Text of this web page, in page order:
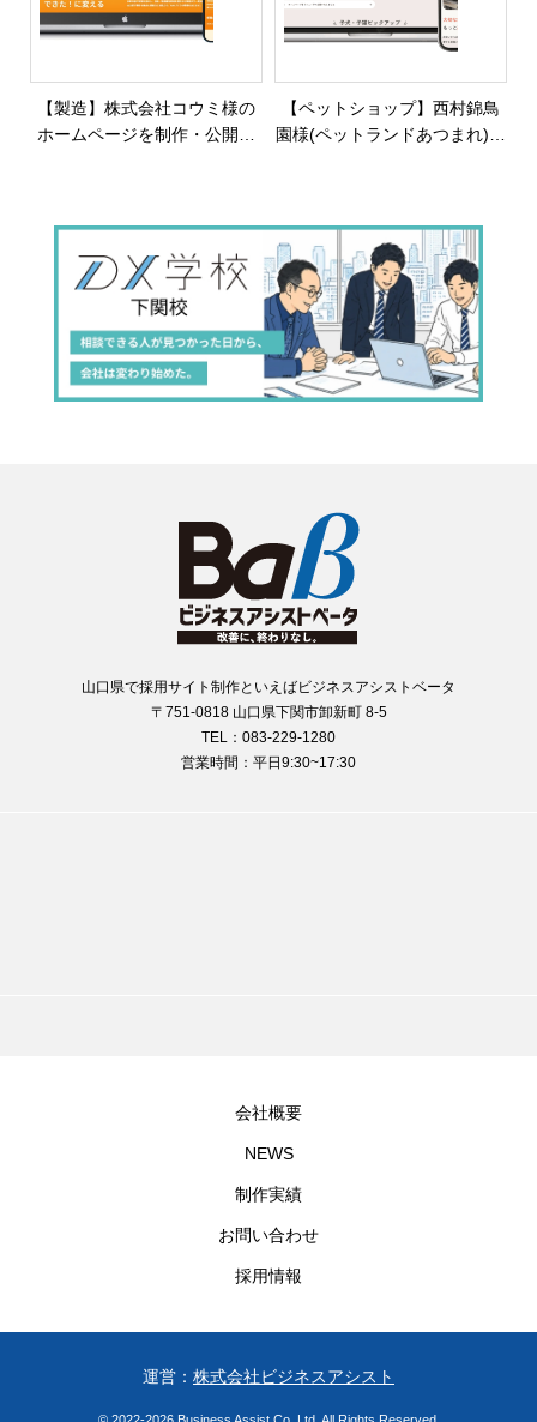
【製造】株式会社コウミ様の
ホームページを制作・公開し
【ペットショップ】西村錦鳥
園様(ペットランドあつまれ)の
山口県で採用サイト制作といえばビジネスアシストベータ
〒751-0818 山口県下関市卸新町 8-5
TEL：083-229-1280
営業時間：平日9:30~17:30
会社概要
NEWS
制作実績
お問い合わせ
採用情報
運営： 株式会社ビジネスアシスト